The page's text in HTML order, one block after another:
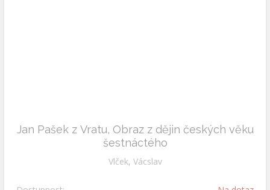
Jan Pašek z Vratu, Obraz z dějin českých věku
šestnáctého
Vlček, Vácslav